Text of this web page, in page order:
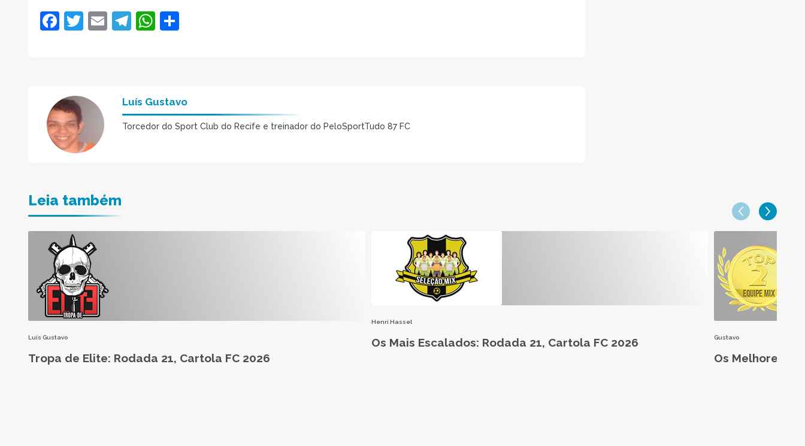
Facebook
Twitter
EmailTelegram
WhatsApp
Luís Gustavo
Torcedor do Sport Club do Recife e treinador do PeloSportTudo 87 FC
Leia também
Luís Gustavo
Tropa de Elite: Rodada 21, Cartola FC 2026
Henri Hassel
Os Mais Escalados: Rodada 21, Cartola FC 2026 Gustavo
Os Melhores